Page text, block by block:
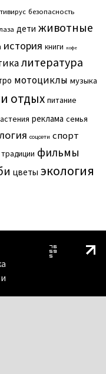
безопасность
дети животные
история книги кофе
литература
мотоциклы музыка
отдых питание
реклама семья
соцсети спорт
традиции фильмы
цветы экология